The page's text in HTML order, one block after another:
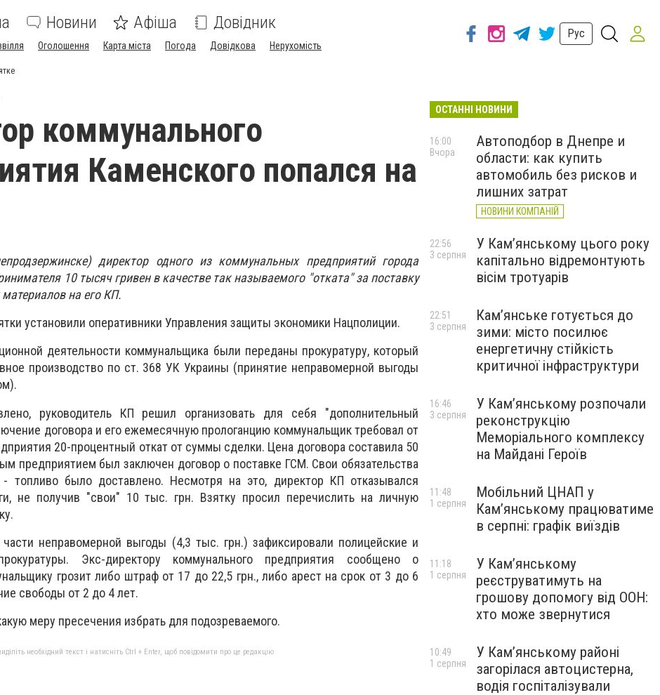
Новини Афіша Довідник
Оголошення Карта міста Погода Довідкова Нерухомість
Рус
коммунального
Каменского попался на
директор одного из коммунальных предприятий города
10 тысяч гривен в качестве так называемого "отката" за поставку
на его КП.
установили оперативники Управления защиты экономики Нацполиции.
деятельности коммунальщика были переданы прокуратуру, который
производство по ст. 368 УК Украины (принятие неправомерной выгоды
руководитель КП решил организовать для себя "дополнительный
договора и его ежемесячную прологанцию коммунальщик требовал от
20-процентный откат от суммы сделки. Цена договора составила 50
предприятием был заключен договор о поставке ГСМ. Свои обязательства
топливо было доставлено. Несмотря на это, директор КП отказывался
не получив "свои" 10 тыс. грн. Взятку просил перечислить на личную
неправомерной выгоды (4,3 тыс. грн.) зафиксировали полицейские и
Экс-директору коммунального предприятия сообщено о
грозит либо штраф от 17 до 22,5 грн., либо арест на срок от 3 до 6
свободы от 2 до 4 лет.
меру пресечения избрать для подозреваемого.
необхідний текст і натисніть Ctrl + Enter, щоб повідомити про це редакцію
ОСТАННІ НОВИНИ
Автоподбор в Днепре и
области: как купить
автомобиль без рисков и
лишних затрат
НОВИНИ КОМПАНІЙ
16:00
Вчора
У Кам’янському цього року
капітально відремонтують
вісім тротуарів
22:56
3 серпня
Кам’янське готується до
зими: місто посилює
енергетичну стійкість
критичної інфраструктури
22:51
3 серпня
У Кам’янському розпочали
реконструкцію
Меморіального комплексу
на Майдані Героїв
16:46
3 серпня
Мобільний ЦНАП у
Кам’янському працюватиме
в серпні: графік виїздів
11:48
1 серпня
У Кам’янському
реєструватимуть на
грошову допомогу від ООН:
хто може звернутися
11:18
1 серпня
У Кам’янському районі
загорілася автоцистерна,
водія госпіталізували
10:49
1 серпня